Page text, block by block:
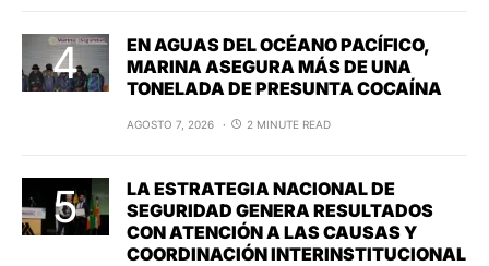
EN AGUAS DEL OCÉANO PACÍFICO,
MARINA ASEGURA MÁS DE UNA
TONELADA DE PRESUNTA COCAÍNA
AGOSTO 7, 2026 2 MINUTE READ
LA ESTRATEGIA NACIONAL DE
SEGURIDAD GENERA RESULTADOS
CON ATENCIÓN A LAS CAUSAS Y
COORDINACIÓN INTERINSTITUCIONAL